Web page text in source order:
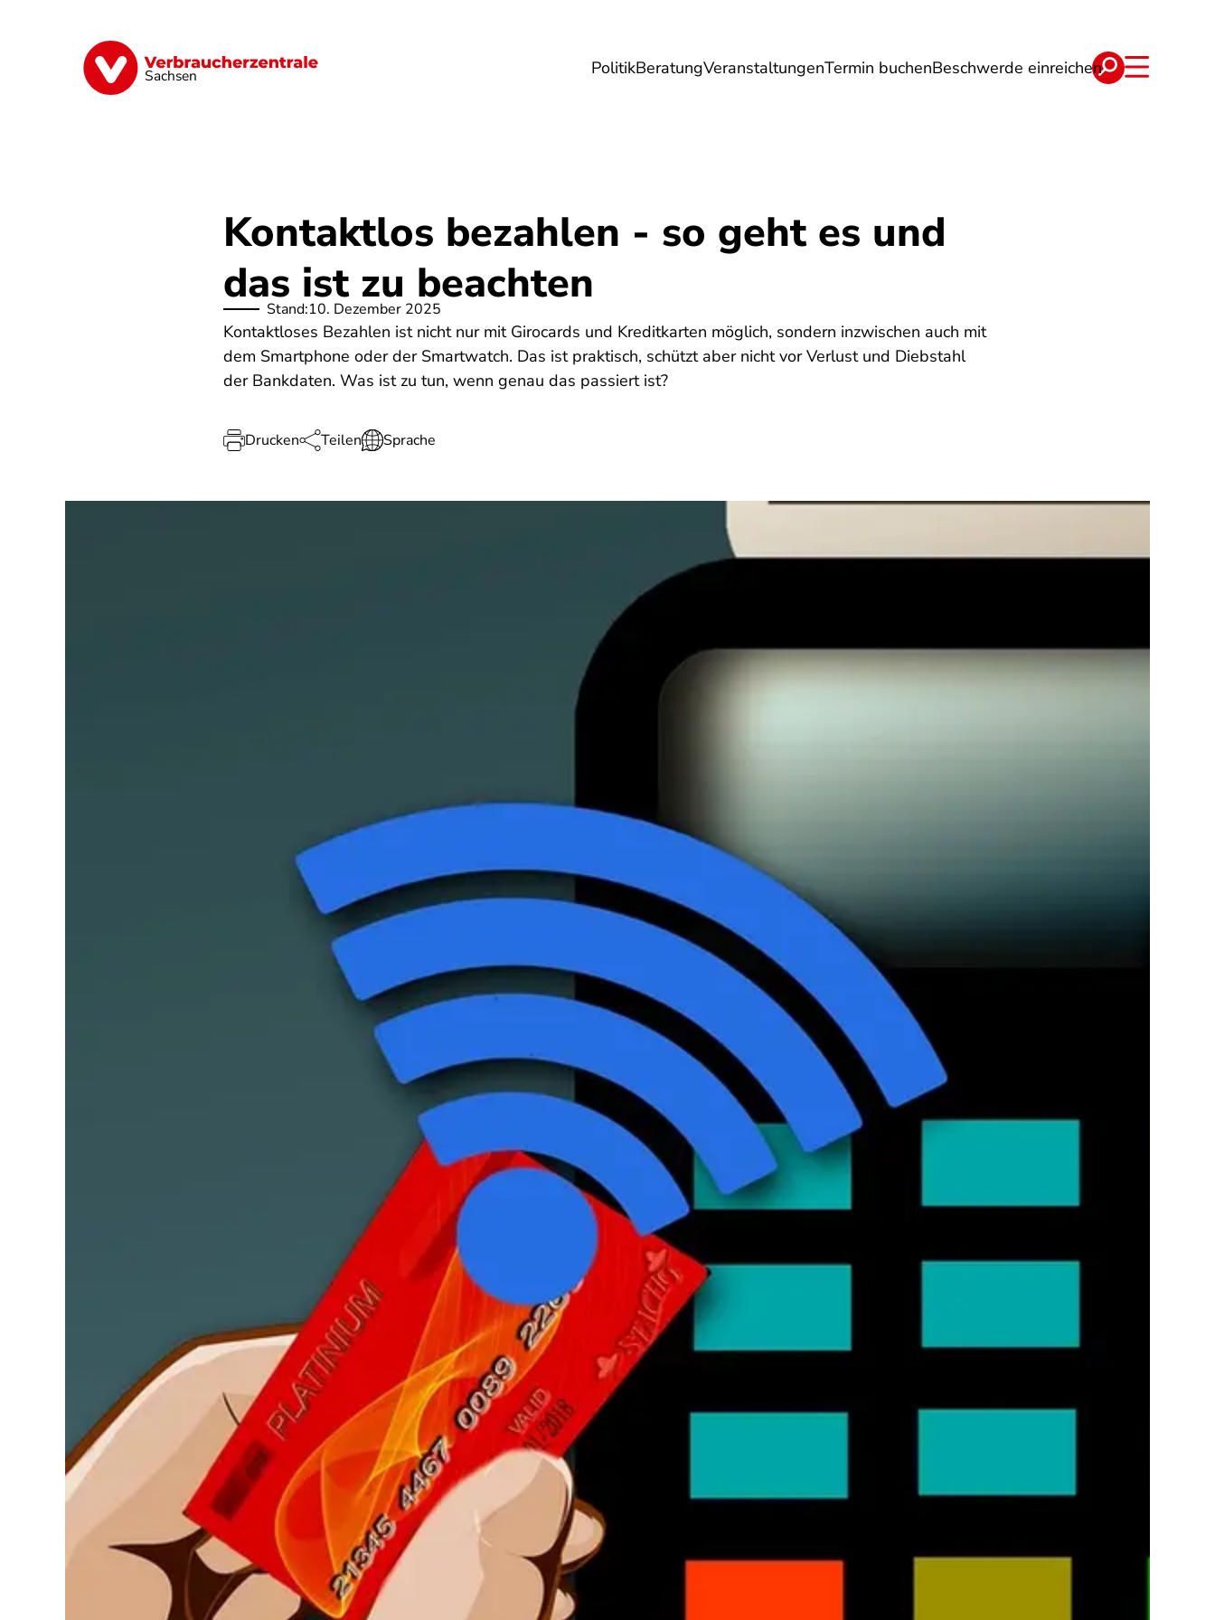
Sachsen PolitikBeratungVeranstaltungenTermin buchenBeschwerde einreichen
Vorsorge Verträge Geld & Versicherungen Digitales Energie & Wohnen Lebensmittel & Ernährung
Kontaktlos bezahlen - so geht es und
das ist zu beachten
Stand:10. Dezember 2025
Kontaktloses Bezahlen ist nicht nur mit Girocards und Kreditkarten möglich, sondern inzwischen auch mit
dem Smartphone oder der Smartwatch. Das ist praktisch, schützt aber nicht vor Verlust und Diebstahl
der Bankdaten. Was ist zu tun, wenn genau das passiert ist?
Drucken Teilen Sprache